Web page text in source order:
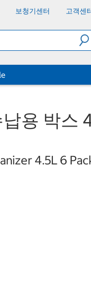
보청기센터 고객센
용 박스
4.5L 6